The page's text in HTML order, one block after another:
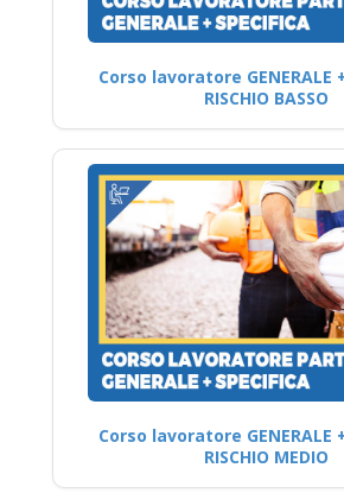
Corso lavoratore GENERALE +
RISCHIO BASSO
Corso lavoratore GENERALE +
RISCHIO MEDIO